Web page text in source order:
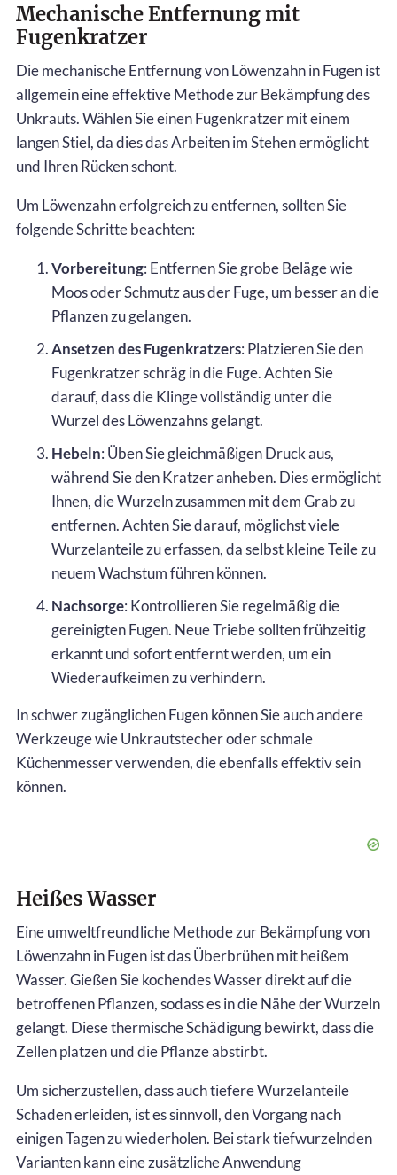
Mechanische Entfernung mit
Fugenkratzer
Die mechanische Entfernung von Löwenzahn in Fugen ist
allgemein eine effektive Methode zur Bekämpfung des
Unkrauts. Wählen Sie einen Fugenkratzer mit einem
langen Stiel, da dies das Arbeiten im Stehen ermöglicht
und Ihren Rücken schont.
Um Löwenzahn erfolgreich zu entfernen, sollten Sie
folgende Schritte beachten:
Vorbereitung: Entfernen Sie grobe Beläge wie
Moos oder Schmutz aus der Fuge, um besser an die
Pflanzen zu gelangen.
Ansetzen des Fugenkratzers: Platzieren Sie den
Fugenkratzer schräg in die Fuge. Achten Sie
darauf, dass die Klinge vollständig unter die
Wurzel des Löwenzahns gelangt.
Hebeln: Üben Sie gleichmäßigen Druck aus,
während Sie den Kratzer anheben. Dies ermöglicht
Ihnen, die Wurzeln zusammen mit dem Grab zu
entfernen. Achten Sie darauf, möglichst viele
Wurzelanteile zu erfassen, da selbst kleine Teile zu
neuem Wachstum führen können.
Nachsorge: Kontrollieren Sie regelmäßig die
gereinigten Fugen. Neue Triebe sollten frühzeitig
erkannt und sofort entfernt werden, um ein
Wiederaufkeimen zu verhindern.
In schwer zugänglichen Fugen können Sie auch andere
Werkzeuge wie Unkrautstecher oder schmale
Küchenmesser verwenden, die ebenfalls effektiv sein
können.
Heißes Wasser
Eine umweltfreundliche Methode zur Bekämpfung von
Löwenzahn in Fugen ist das Überbrühen mit heißem
Wasser. Gießen Sie kochendes Wasser direkt auf die
betroffenen Pflanzen, sodass es in die Nähe der Wurzeln
gelangt. Diese thermische Schädigung bewirkt, dass die
Zellen platzen und die Pflanze abstirbt.
Um sicherzustellen, dass auch tiefere Wurzelanteile
Schaden erleiden, ist es sinnvoll, den Vorgang nach
einigen Tagen zu wiederholen. Bei stark tiefwurzelnden
Varianten kann eine zusätzliche Anwendung